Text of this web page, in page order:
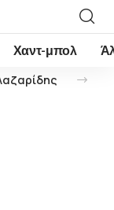
Χαντ-μπολ